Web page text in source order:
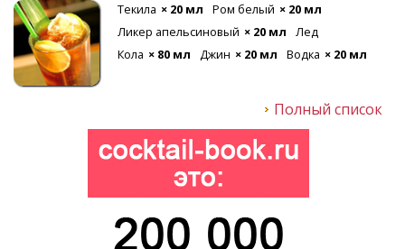
Текила × 20 мл Ром белый × 20 мл
Ликер апельсиновый × 20 мл
Лед
Кола × 80 мл Джин × 20 мл Водка × 20 мл
Полный список